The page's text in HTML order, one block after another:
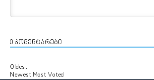
0 კომენტარები
Oldest
Newest Most Voted